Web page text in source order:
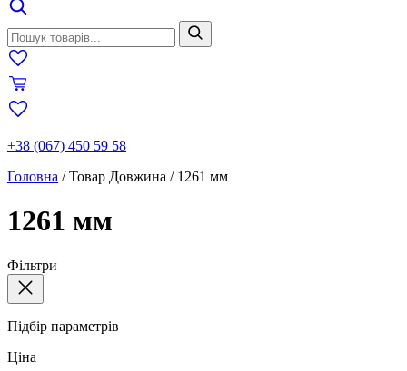
+38 (067) 450 59 58
Головна /Товар Довжина / 1261 мм
1261 мм
Фільтри
Підбір параметрів
Ціна